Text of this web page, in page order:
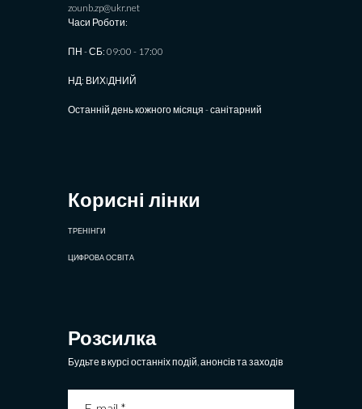
zounb.zp@ukr.net
Часи Роботи:
ПН - СБ: 09:00 - 17:00
НД: ВИХIДНИЙ
Останній день кожного місяця - санітарний
Корисні лінки
ТРЕНІНГИ
ЦИФРОВА ОСВІТА
Розсилка
Будьте в курсі останніх подій, анонсів та заходів